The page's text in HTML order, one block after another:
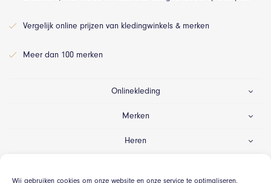
Wij gebruiken cookies om onze website en onze service te optimaliseren.
Vergelijk online prijzen van kledingwinkels & merken
Meer dan 100 merken
Onlinekleding
Merken
Heren